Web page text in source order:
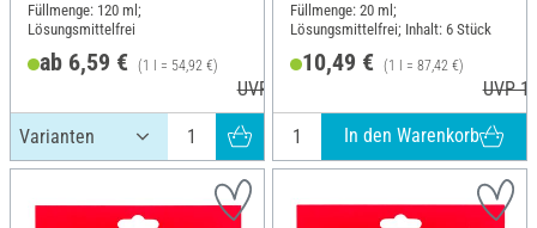
Füllmenge: 120 ml;
Lösungsmittelfrei
ab 6,59 € (1 l = 54,92 €)
UVP 7,50 €
Füllmenge: 20 ml;
Lösungsmittelfrei; Inhalt: 6 Stück
10,49 € (1 l = 87,42 €)
UVP
In den Warenkorb